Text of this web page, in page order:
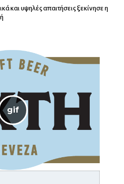
και υψηλές απαιτήσεις ξεκίνησε η